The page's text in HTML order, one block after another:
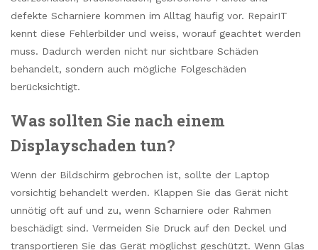
defekte Scharniere kommen im Alltag häufig vor. RepairIT
kennt diese Fehlerbilder und weiss, worauf geachtet werden
muss. Dadurch werden nicht nur sichtbare Schäden
behandelt, sondern auch mögliche Folgeschäden
berücksichtigt.
Was sollten Sie nach einem
Displayschaden tun?
Wenn der Bildschirm gebrochen ist, sollte der Laptop
vorsichtig behandelt werden. Klappen Sie das Gerät nicht
unnötig oft auf und zu, wenn Scharniere oder Rahmen
beschädigt sind. Vermeiden Sie Druck auf den Deckel und
transportieren Sie das Gerät möglichst geschützt. Wenn Glas